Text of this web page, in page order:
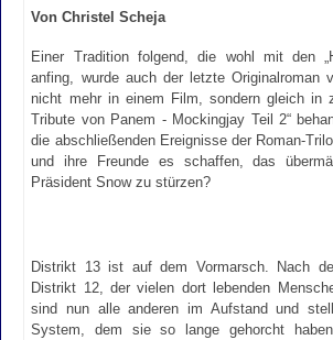
Von Christel Scheja
Einer Tradition folgend, die wohl mit den
anfing, wurde auch der letzte Originalroman
nicht mehr in einem Film, sondern gleich in
Tribute von Panem - Mockingjay Teil 2“
die abschließenden Ereignisse der Roman-
und ihre Freunde es schaffen, das
Präsident Snow zu stürzen?
Distrikt 13 ist auf dem Vormarsch. Nach
Distrikt 12, der vielen dort lebenden
sind nun alle anderen im Aufstand und
System, dem sie so lange gehorcht